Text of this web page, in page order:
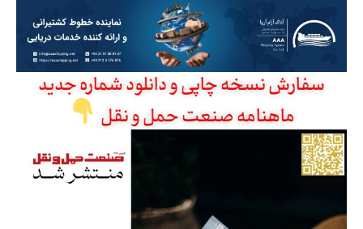
سفارش نسخه چاپی و دانلود شماره جدید
ماهنامه صنعت حمل و نقل